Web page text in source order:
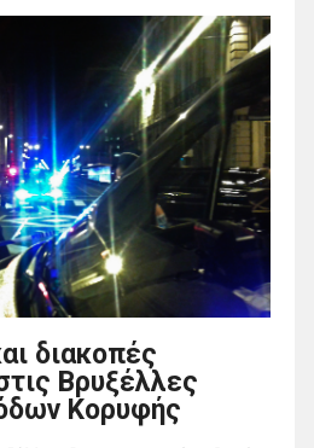
διακοπές
Βρυξέλλες
Κορυφής